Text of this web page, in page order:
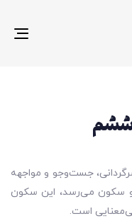
ششم
جست‌وجو و مواجهه
و سکون می‌رسد، این سکون
است.